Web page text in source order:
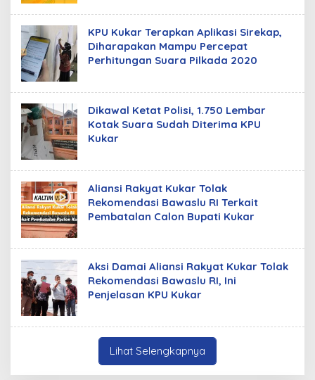
KPU Kukar Terapkan Aplikasi Sirekap,
Diharapakan Mampu Percepat
Perhitungan Suara Pilkada 2020
Dikawal Ketat Polisi, 1.750 Lembar
Kotak Suara Sudah Diterima KPU
Kukar
Aliansi Rakyat Kukar Tolak
Rekomendasi Bawaslu RI Terkait
Pembatalan Calon Bupati Kukar
Aksi Damai Aliansi Rakyat Kukar Tolak
Rekomendasi Bawaslu RI, Ini
Penjelasan KPU Kukar
Lihat Selengkapnya